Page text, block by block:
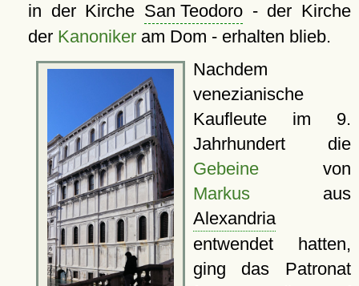
in der Kirche San Teodoro- der Kirche
der Kanonikeram Dom - erhalten blieb.
Nachdem
venezianische
Kaufleute im 9.
Jahrhundert die
Gebeinevon
Markusaus
Alexandria
entwendet hatten,
ging das Patronat